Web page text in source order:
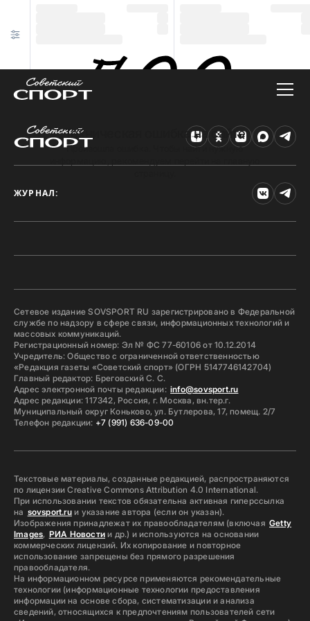
Техническая ошибка на сайте
Произошла ошибка. Чтобы найти нужную
ЖУРНАЛ:
Сетевое издание SOVSPORT RU зарегистрировано в Федеральной
службе по надзору в сфере связи, информационных технологий и
массовых коммуникаций.
Регистрационный номер: Эл № ФС 77-60106 от 10.12.2014
Учредитель: Общество с ограниченной ответственностью
«Редакция газеты «Советский спорт» (ОГРН 5147746142704)
Главный редактор: Бреговский С. С.
Адрес электронной почты редакции: info@sovsport.ru
Адрес редакции: 117342, Россия, г. Москва, вн.тер.г.
Муниципальный округ Коньково, ул. Бутлерова, 17, помещ. 2/7
Телефон редакции: +7 (991) 636-09-00
Текстовые материалы, созданные редакцией, распространяются
по лицензии Creative Commons Attribution 4.0 International.
При использовании текстов обязательна активная гиперссылка
на sovsport.ruи указание автора (если он указан).
Изображения принадлежат их правообладателям (включая Getty
Images, РИА Новостии др.) и используются на основании
коммерческих лицензий. Их копирование и повторное
использование запрещены без прямого разрешения
правообладателя.
На информационном ресурсе применяются рекомендательные
технологии (информационные технологии предоставления
информации на основе сбора, систематизации и анализа
сведений, относящихся к предпочтениям пользователей сети